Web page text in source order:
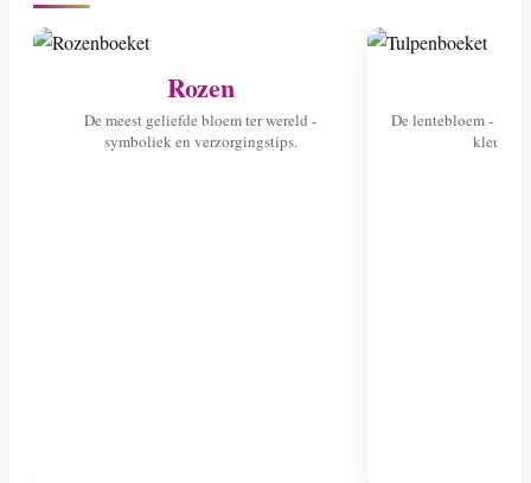
Rozen
De meest geliefde bloem ter wereld -
symboliek en verzorgingstips.
De lentebloem - lees
kleuren